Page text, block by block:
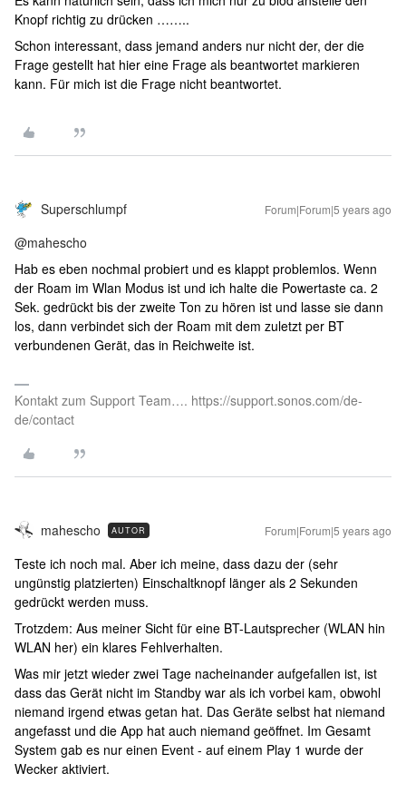
Knopf richtig zu drücken ……..
Schon interessant, dass jemand anders nur nicht der, der die
Frage gestellt hat hier eine Frage als beantwortet markieren
kann. Für mich ist die Frage nicht beantwortet.
Superschlumpf Forum|Forum|5 years ago
@mahescho
Hab es eben nochmal probiert und es klappt problemlos. Wenn
der Roam im Wlan Modus ist und ich halte die Powertaste ca. 2
Sek. gedrückt bis der zweite Ton zu hören ist und lasse sie dann
los, dann verbindet sich der Roam mit dem zuletzt per BT
verbundenen Gerät, das in Reichweite ist.
Kontakt zum Support Team…. https://support.sonos.com/de-
de/contact
mahescho AUTOR Forum|Forum|5 years ago
Teste ich noch mal. Aber ich meine, dass dazu der (sehr
ungünstig platzierten) Einschaltknopf länger als 2 Sekunden
gedrückt werden muss.
Trotzdem: Aus meiner Sicht für eine BT-Lautsprecher (WLAN hin
WLAN her) ein klares Fehlverhalten.
Was mir jetzt wieder zwei Tage nacheinander aufgefallen ist, ist
dass das Gerät nicht im Standby war als ich vorbei kam, obwohl
niemand irgend etwas getan hat. Das Geräte selbst hat niemand
angefasst und die App hat auch niemand geöffnet. Im Gesamt
System gab es nur einen Event - auf einem Play 1 wurde der
Wecker aktiviert.